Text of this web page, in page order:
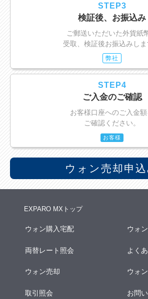
STEP3
検証後、お振込み
ご郵送いただいた外貨紙
受取、検証後お振込みしま
弊社
STEP4
ご入金のご確認
お客様口座へのご入金額
ご確認ください。
お客様
ウォン売却申込
EXPARO MXトップ
ウォン購入宅配 ウォ
両替レート照会 よく
ウォン売却 ウォ
取引照会 お問